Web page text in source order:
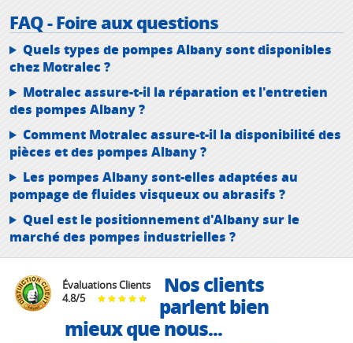
FAQ - Foire aux questions
Quels types de pompes Albany sont disponibles
chez Motralec ?
Motralec assure-t-il la réparation et l'entretien
des pompes Albany ?
Comment Motralec assure-t-il la disponibilité des
pièces et des pompes Albany ?
Les pompes Albany sont-elles adaptées au
pompage de fluides visqueux ou abrasifs ?
Quel est le positionnement d'Albany sur le
marché des pompes industrielles ?
Évaluations Clients
4.8/5
Nos clients
parlent bien
mieux que nous...